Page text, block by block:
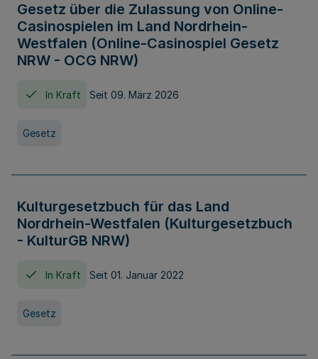
Gesetz über die Zulassung von Online-
Casinospielen im Land Nordrhein-
Westfalen (Online-Casinospiel Gesetz
NRW - OCG NRW)
In Kraft Seit 09. März 2026
Gesetz
Kulturgesetzbuch für das Land
Nordrhein-Westfalen (Kulturgesetzbuch
- KulturGB NRW)
In Kraft Seit 01. Januar 2022
Gesetz